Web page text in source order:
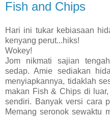
Fish and Chips
Hari ini tukar kebiasaan
kenyang perut...hiks!
Wokey!
Jom nikmati sajian
sedap. Amie sediakan
menyiapkannya, tidaklah
makan Fish & Chips di
sendiri. Banyak versi cara
Memang seronok sewaktu